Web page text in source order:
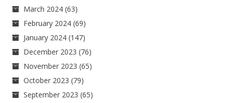
March 2024 (63)
February 2024 (69)
January 2024 (147)
December 2023 (76)
November 2023 (65)
October 2023 (79)
September 2023 (65)